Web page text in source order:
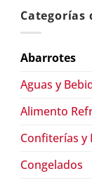
Categorías
Abarrotes
Aguas y
Alimento
Confiterías y
Congelados